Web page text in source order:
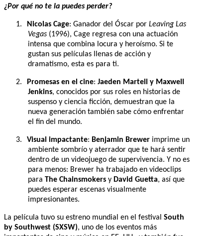
¿Por qué no te la puedes perder?
1. Nicolas Cage: Ganador del Óscar por Leaving Las
Vegas (1996), Cage regresa con una actuación
intensa que combina locura y heroísmo. Si te
gustan sus películas llenas de acción y
dramatismo, esta es para ti.
2. Promesas en el cine: Jaeden Martell y Maxwell
Jenkins, conocidos por sus roles en historias de
suspenso y ciencia ficción, demuestran que la
nueva generación también sabe cómo enfrentar
el fin del mundo.
3. Visual impactante: Benjamin Brewer imprime un
ambiente sombrío y aterrador que te hará sentir
dentro de un videojuego de supervivencia. Y no es
para menos: Brewer ha trabajado en videoclips
para The Chainsmokers y David Guetta, así que
puedes esperar escenas visualmente
impresionantes.
La película tuvo su estreno mundial en el festival South
by Southwest (SXSW), uno de los eventos más